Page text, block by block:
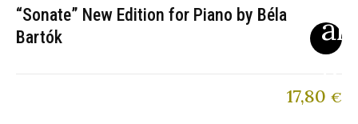
“Sonate” New Edition for Piano by Béla
Bartók
17,80 €